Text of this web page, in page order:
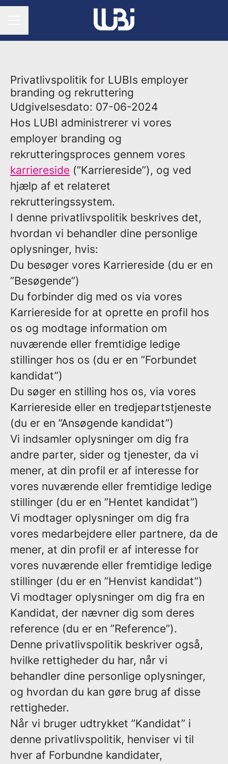
Privatlivspolitik for LUBIs employer
branding og rekruttering
Udgivelsesdato: 07-06-2024
Hos LUBI administrerer vi vores
employer branding og
rekrutteringsproces gennem vores
karriereside (”Karriereside”), og ved
hjælp af et relateret
rekrutteringssystem.
I denne privatlivspolitik beskrives det,
hvordan vi behandler dine personlige
oplysninger, hvis:
Du besøger vores Karriereside (du er en
”Besøgende”)
Du forbinder dig med os via vores
Karriereside for at oprette en profil hos
os og modtage information om
nuværende eller fremtidige ledige
stillinger hos os (du er en ”Forbundet
kandidat”)
Du søger en stilling hos os, via vores
Karriereside eller en tredjepartstjeneste
(du er en ”Ansøgende kandidat”)
Vi indsamler oplysninger om dig fra
andre parter, sider og tjenester, da vi
mener, at din profil er af interesse for
vores nuværende eller fremtidige ledige
stillinger (du er en ”Hentet kandidat”)
Vi modtager oplysninger om dig fra
vores medarbejdere eller partnere, da de
mener, at din profil er af interesse for
vores nuværende eller fremtidige ledige
stillinger (du er en ”Henvist kandidat”)
Vi modtager oplysninger om dig fra en
Kandidat, der nævner dig som deres
reference (du er en ”Reference”).
Denne privatlivspolitik beskriver også,
hvilke rettigheder du har, når vi
behandler dine personlige oplysninger,
og hvordan du kan gøre brug af disse
rettigheder.
Når vi bruger udtrykket ”Kandidat” i
denne privatlivspolitik, henviser vi til
hver af Forbundne kandidater,